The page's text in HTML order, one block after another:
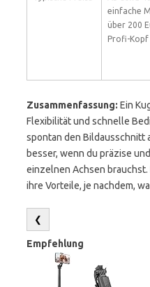
einfache
über 200
Profi-Kopf
Zusammenfassung: Ein
Flexibilität und schnelle
spontan den Bildausschnitt
besser, wenn du präzise
einzelnen Achsen
ihre Vorteile, je nachdem,
❮
Empfehlung